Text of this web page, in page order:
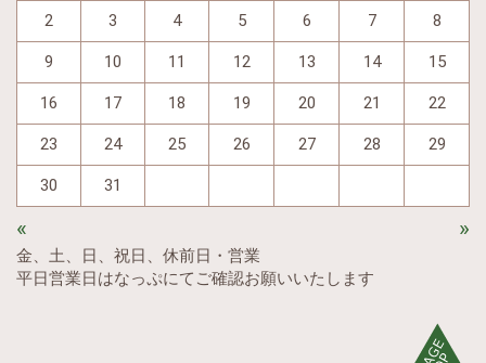
2 3 4 5 6 7 8
9 10 11 12 13 14 15
16 17 18 19 20 21 22
23 24 25 26 27 28 29
30 31
« »
金、土、日、祝日、休前日・営業
平日営業日はなっぷにてご確認お願いいたします